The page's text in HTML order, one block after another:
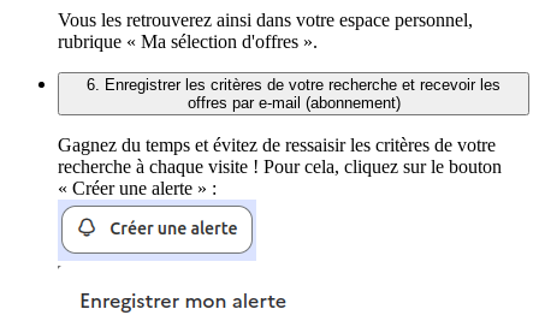
Vous les retrouverez ainsi dans votre espace personnel,
rubrique « Ma sélection d'offres ».
6. Enregistrer les critères de votre recherche et recevoir les
offres par e-mail (abonnement)
Gagnez du temps et évitez de ressaisir les critères de votre
recherche à chaque visite ! Pour cela, cliquez sur le bouton
« Créer une alerte » :